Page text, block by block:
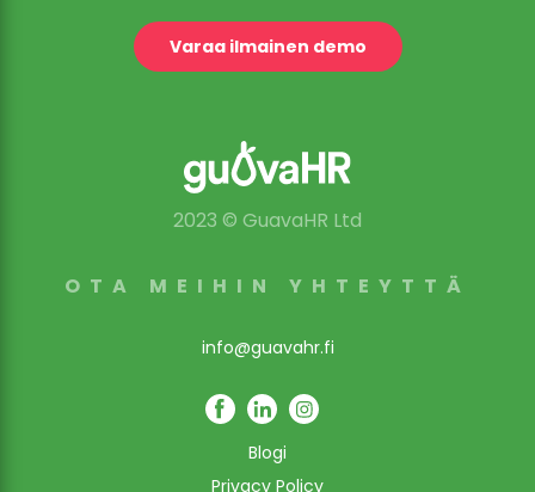
Varaa ilmainen demo
2023 © GuavaHR Ltd
OTA MEIHIN YHTEYTTÄ
info@guavahr.fi
Blogi
Privacy Policy